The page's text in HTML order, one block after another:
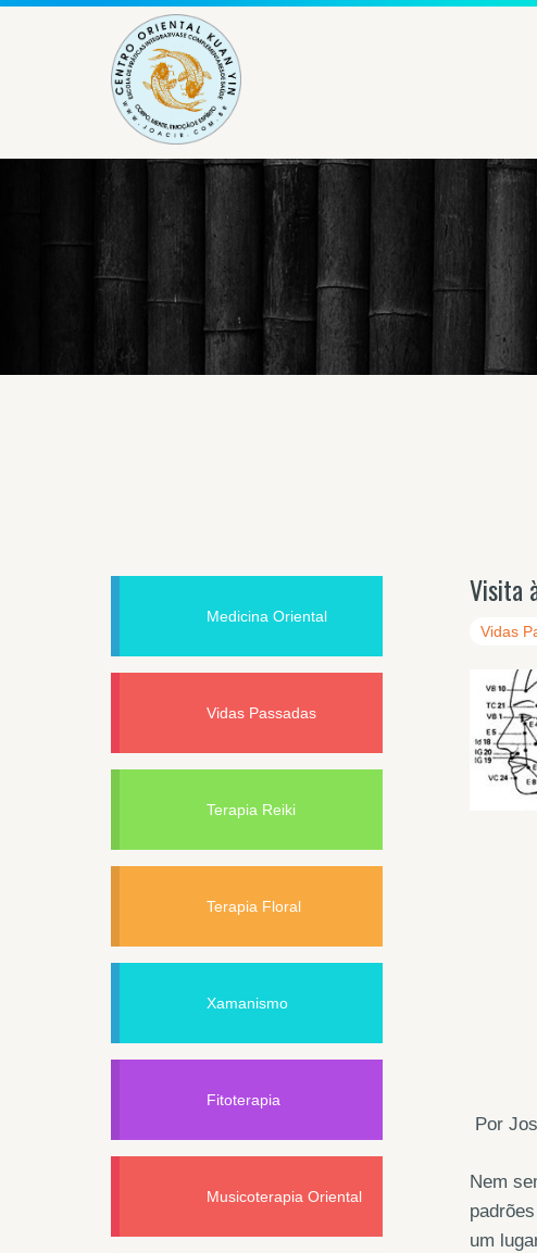
Visita
Vidas
Por
Nem
um
Medicina Oriental
Vidas Passadas
Terapia Reiki
Terapia Floral
Xamanismo
Fitoterapia
Musicoterapia Oriental